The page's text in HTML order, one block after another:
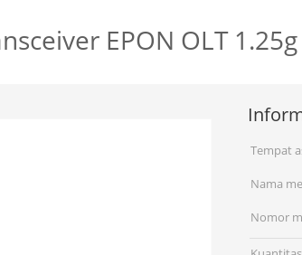
EPON OLT
Tempat
Nama
Nomor